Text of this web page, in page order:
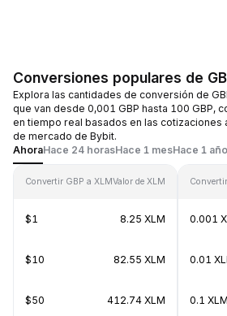
Conversiones populares de
Explora las cantidades de conversión de
que van desde 0,001 GBP hasta 100 GBP,
en tiempo real basados en las cotizaciones
de mercado de Bybit.
AhoraHace 24 horasHace 1 mesHace 1 año
Convertir GBP a XLMValor de XLM
$1 8.25 XLM
$10 82.55 XLM
$50 412.74 XLM
0.001
0.01
0.1 XLM